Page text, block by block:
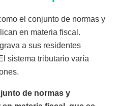
el conjunto de normas y
en materia fiscal.
a sus residentes
sistema tributario varía
de normas y